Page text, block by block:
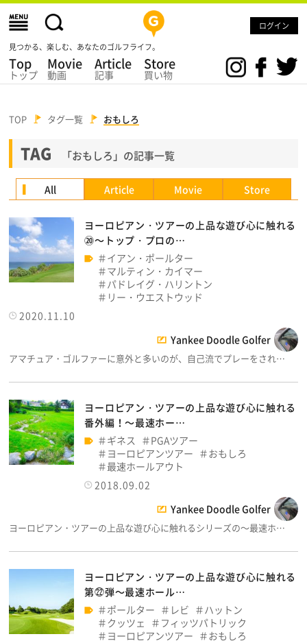
ログイン
見つかる、楽しむ、あなたのゴルフライフ。
Top
トップ
Movie
動画
Article
記事
Store
買い物
TOP タグ一覧 おもしろ
TAG 「おもしろ」の記事一覧
All Article Movie Store
ヨーロピアン・ツアーの上品な遊び心に触れる
⑳～トップ・プロの…
イアン・ポールター
マルティン・カイマー
パドレイグ・ハリントン
リー・ウエストウッド
2020.11.10
Yankee Doodle Golfer
アマチュア・ゴルファーに意外と多いのが、自己流でプレーをされ…
ヨーロピアン・ツアーの上品な遊び心に触れる
番外編！～最速ホー…
ギネス
PGAツアー
ヨーロピアンツアー
おもしろ
最速ホールアウト
2018.09.02
Yankee Doodle Golfer
ヨーロピアン・ツアーの上品な遊び心に触れるシリーズの～最速ホ…
ヨーロピアン・ツアーの上品な遊び心に触れる
第㉒弾～最速ホール…
ポールター
レビ
ハットン
クッツェ
フィッツパトリック
ヨーロピアンツアー
おもしろ